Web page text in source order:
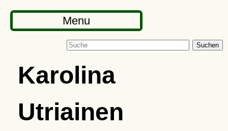
Menu
Suchen
Karolina
Utriainen